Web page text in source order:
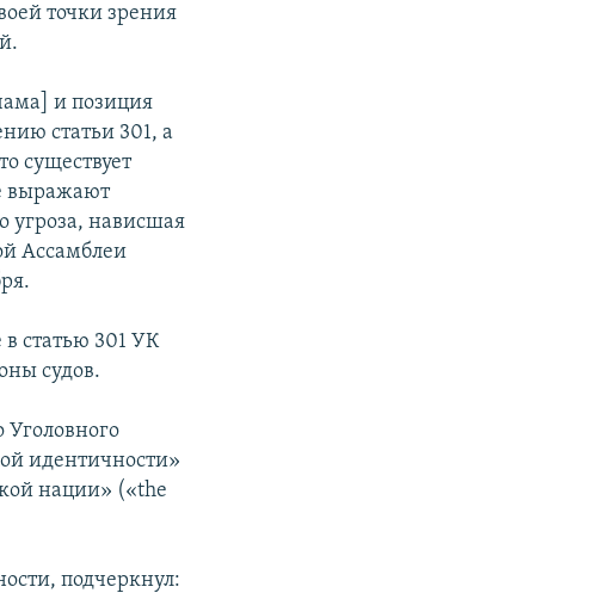
точки зрения
и позиция
статьи 301, а
существует
выражают
угроза, нависшая
Ассамблеи
статью 301 УК
судов.
Уголовного
идентичности»
нации» («the
подчеркнул: